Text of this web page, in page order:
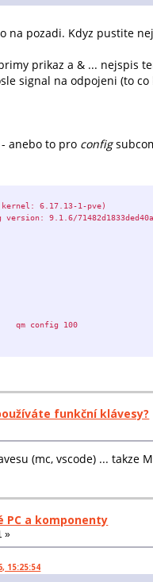
na pozadi. Kdyz pustite
prikaz a & ... nejspis
signal na odpojeni (to
- anebo to pro config
6.17.13-1-pve)
9.1.6/
100
funkční klávesy?
(mc, vscode) ... takze
PC a komponenty
»
15:25:54